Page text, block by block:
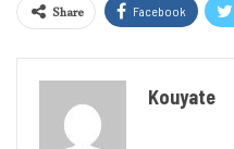
Share Facebook
Kouyate